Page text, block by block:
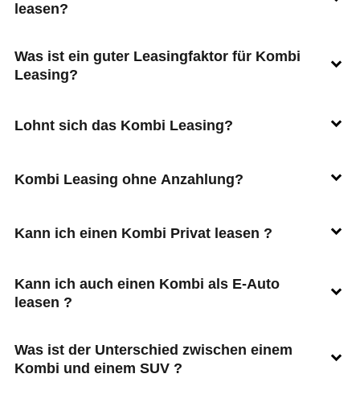
leasen?
Was ist ein guter Leasingfaktor für Kombi
Leasing?
Lohnt sich das Kombi Leasing?
Kombi Leasing ohne Anzahlung?
Kann ich einen Kombi Privat leasen ?
Kann ich auch einen Kombi als E-Auto
leasen ?
Was ist der Unterschied zwischen einem
Kombi und einem SUV ?